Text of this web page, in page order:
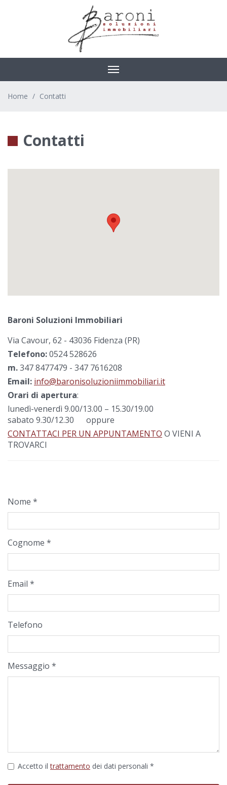
Toggle
navigation
Home Contatti
Contatti
Baroni Soluzioni Immobiliari
Via Cavour, 62 - 43036 Fidenza (PR)
Telefono:0524 528626
m.347 8477479 - 347 7616208
Email: info@baronisoluzioniimmobiliari.it
Orari di apertura:
lunedì-venerdì 9.00/13.00 – 15.30/19.00
sabato 9.30/12.30 oppure
CONTATTACI PER UN APPUNTAMENTO O VIENI A
TROVARCI
Nome *
Cognome *
Email *
Telefono
Messaggio *
Accetto iltrattamento dei dati personali *